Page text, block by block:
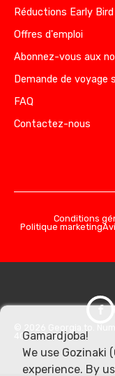
Réductions Early Bird
Offres d'emploi
Abonnez-vous aux
Demande de voyage
FAQ
Contactez-nous
Conditions
Politique marketing
406357981
Gamardjoba!
We use Gozinaki
experience. By